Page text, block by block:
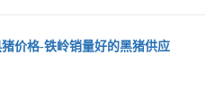
价格-铁岭销量好的黑猪供应